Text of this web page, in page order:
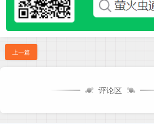
上一篇
评论区